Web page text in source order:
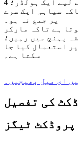
لیے ایک ہولڈر؛
سیاہی ایک سرے
پر جمع نہ ہو۔
ہے تاکہ مارکر
پہنچ میں رہیں؛
استعمال کیا جا
سکتا ہے۔
ای میل بھیجیں۔
کی تفصیل
پروڈکٹ ٹیگز